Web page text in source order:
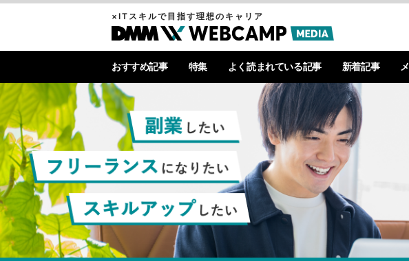
×ITスキルで目指す理想のキャリア
おすすめ記事 特集 よく読まれている記事 新着記事